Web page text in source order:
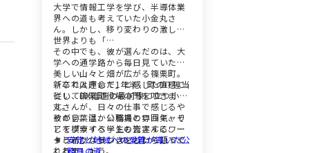
大学で情報工学を学び、半導体業
界への道も考えていた小金丸さ
ん。しかし、移り変わりの激しい
世界よりも「…
その中でも、彼が選んだのは、大
学への通学路から毎日見ていた、
美しい山々と畑が広がる篠栗町。
「これは運命だ」と感じた直感に
従い、篠栗町役場の門を叩きま
す。
新卒で入庁して1年半、町のIT担当
としてDX推進の最前線に立つ小金
丸さんが、日々の仕事で感じるや
りがい、温かい職場の雰囲気、そ
してプライベートも充実するワー
クライフバランスについて語って
彼の言葉は、公務員というキャリ
アを模索する学生の皆さんに、き
っと新たな気づきをもたらしてく
安定と地域への愛着が導いた公